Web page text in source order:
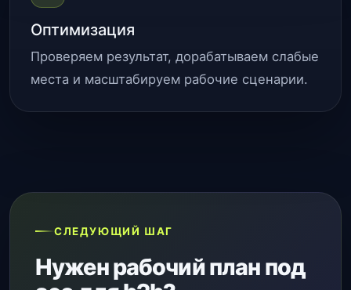
Оптимизация
Проверяем результат, дорабатываем слабые
места и масштабируем рабочие сценарии.
СЛЕДУЮЩИЙ ШАГ
Нужен рабочий план под